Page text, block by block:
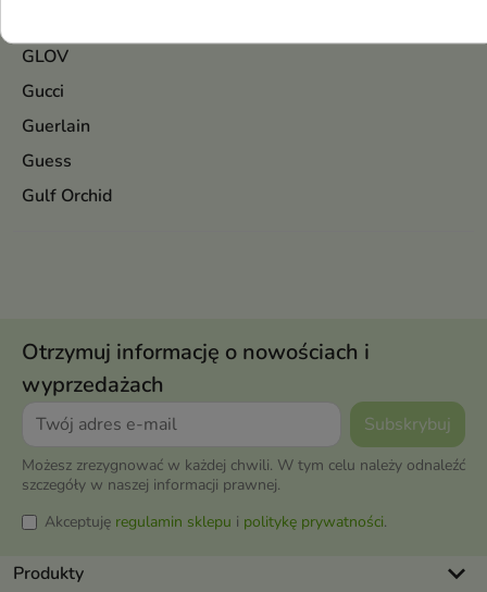
GLOV
Gucci
Guerlain
Guess
Gulf Orchid
Otrzymuj informację o nowościach i
wyprzedażach
Możesz zrezygnować w każdej chwili. W tym celu należy odnaleźć
szczegóły w naszej informacji prawnej.
Akceptuję regulamin sklepu i politykę prywatności.
Produkty keyboard_arrow_down